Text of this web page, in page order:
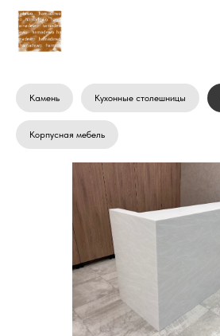
Камень Кухонные столешницы
Корпусная мебель